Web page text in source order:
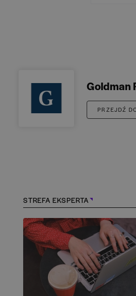
Goldman
PRZEJDŹ
STREFA EKSPERTA